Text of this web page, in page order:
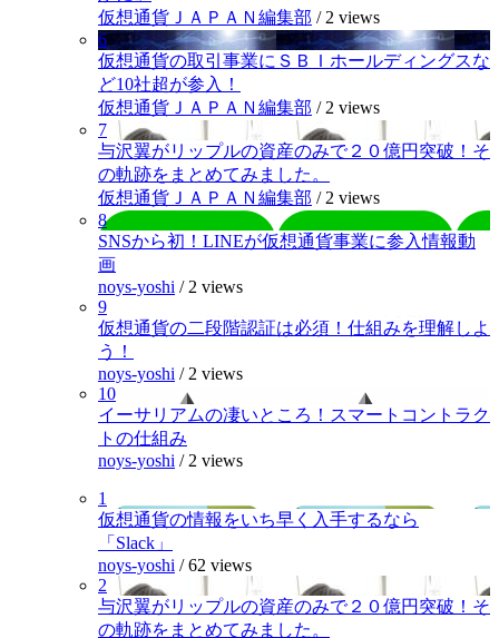
仮想通貨ＪＡＰＡＮ編集部 / 2 views
6
仮想通貨の取引事業にＳＢＩホールディングスな
ど10社超が参入！
仮想通貨ＪＡＰＡＮ編集部 / 2 views
7
与沢翼がリップルの資産のみで２０億円突破！そ
の軌跡をまとめてみました。
仮想通貨ＪＡＰＡＮ編集部 / 2 views
8
SNSから初！LINEが仮想通貨事業に参入情報動
画
noys-yoshi / 2 views
9
仮想通貨の二段階認証は必須！仕組みを理解しよ
う！
noys-yoshi / 2 views
10
イーサリアムの凄いところ！スマートコントラク
トの仕組み
noys-yoshi / 2 views
1
仮想通貨の情報をいち早く入手するなら
「Slack」
noys-yoshi /62 views
2
与沢翼がリップルの資産のみで２０億円突破！そ
の軌跡をまとめてみました。